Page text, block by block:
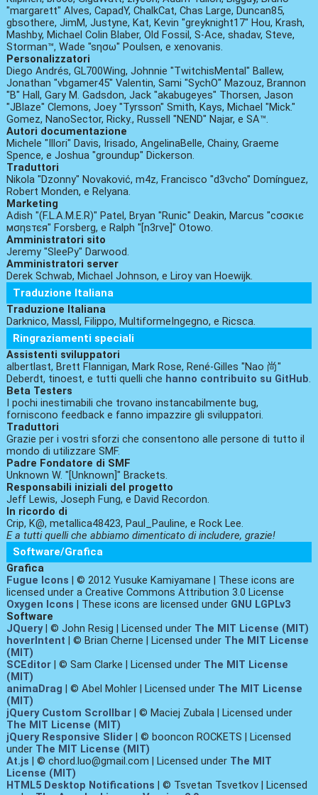
"margarett" Alves, CapadY, ChalkCat, Chas Large, Duncan85,
gbsothere, JimM, Justyne, Kat, Kevin "greyknight17" Hou, Krash,
Mashby, Michael Colin Blaber, Old Fossil, S-Ace, shadav, Steve,
Storman™, Wade "sησω" Poulsen, e xenovanis.
Personalizzatori
Diego Andrés, GL700Wing, Johnnie "TwitchisMental" Ballew,
Jonathan "vbgamer45" Valentin, Sami "SychO" Mazouz, Brannon
"B" Hall, Gary M. Gadsdon, Jack "akabugeyes" Thorsen, Jason
"JBlaze" Clemons, Joey "Tyrsson" Smith, Kays, Michael "Mick."
Gomez, NanoSector, Ricky., Russell "NEND" Najar, e SA™.
Autori documentazione
Michele "Illori" Davis, Irisado, AngelinaBelle, Chainy, Graeme
Spence, e Joshua "groundup" Dickerson.
Traduttori
Nikola "Dzonny" Novaković, m4z, Francisco "d3vcho" Domínguez,
Robert Monden, e Relyana.
Marketing
Adish "(F.L.A.M.E.R)" Patel, Bryan "Runic" Deakin, Marcus "cσσкιє
мσηѕтєя" Forsberg, e Ralph "[n3rve]" Otowo.
Amministratori sito
Jeremy "SleePy" Darwood.
Amministratori server
Derek Schwab, Michael Johnson, e Liroy van Hoewijk.
Traduzione Italiana
Traduzione Italiana
Darknico, Massl, Filippo, MultiformeIngegno, e Ricsca.
Ringraziamenti speciali
Assistenti sviluppatori
albertlast, Brett Flannigan, Mark Rose, René-Gilles "Nao 尚"
Deberdt, tinoest, e tutti quelli che hanno contribuito su GitHub.
Beta Testers
I pochi inestimabili che trovano instancabilmente bug,
forniscono feedback e fanno impazzire gli sviluppatori.
Traduttori
Grazie per i vostri sforzi che consentono alle persone di tutto il
mondo di utilizzare SMF.
Padre Fondatore di SMF
Unknown W. "[Unknown]" Brackets.
Responsabili iniziali del progetto
Jeff Lewis, Joseph Fung, e David Recordon.
In ricordo di
Crip, K@, metallica48423, Paul_Pauline, e Rock Lee.
E a tutti quelli che abbiamo dimenticato di includere, grazie!
Software/Grafica
Grafica
Fugue Icons | © 2012 Yusuke Kamiyamane | These icons are
licensed under a Creative Commons Attribution 3.0 License
Oxygen Icons | These icons are licensed under GNU LGPLv3
Software
JQuery| © John Resig | Licensed under The MIT License (MIT)
hoverIntent | © Brian Cherne | Licensed under The MIT License
(MIT)
SCEditor| © Sam Clarke | Licensed under The MIT License
(MIT)
animaDrag | © Abel Mohler | Licensed under The MIT License
(MIT)
jQuery Custom Scrollbar| © Maciej Zubala | Licensed under
The MIT License (MIT)
jQuery Responsive Slider| © booncon ROCKETS | Licensed
under The MIT License (MIT)
At.js | © chord.luo@gmail.com | Licensed under The MIT
License (MIT)
HTML5 Desktop Notifications | © Tsvetan Tsvetkov | Licensed